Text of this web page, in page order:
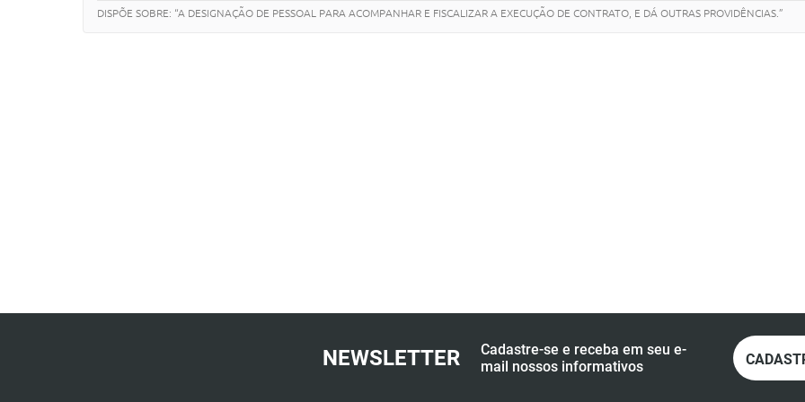
DISPÕE SOBRE: “A DESIGNAÇÃO DE PESSOAL PARA ACOMPANHAR E FISCALIZAR A EXECUÇÃO DE CONTRATO, E DÁ OUTRAS PROVIDÊNCIAS.”
NEWSLETTER
Cadastre-se e receba em seu e-
mail nossos informativos